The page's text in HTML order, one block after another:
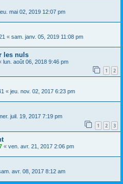
mai 02, 2019 12:07 pm
« sam. janv. 05, 2019 11:08 pm
les nuls
lun. août 06, 2018 9:46 pm
1 2
« jeu. nov. 02, 2017 6:23 pm
juil. 19, 2017 7:19 pm
1 2 3
« ven. avr. 21, 2017 2:06 pm
avr. 08, 2017 8:12 am